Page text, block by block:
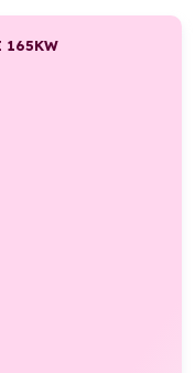
165KW